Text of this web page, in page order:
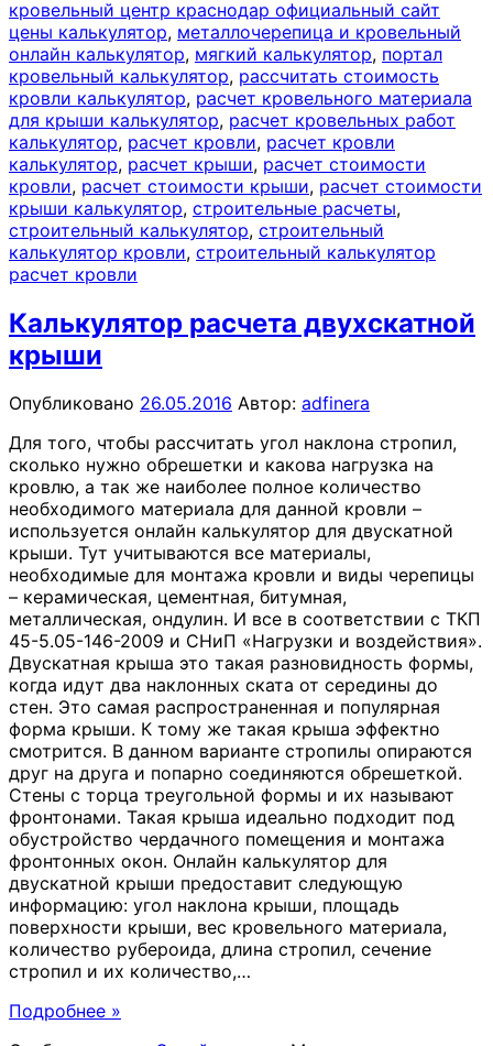
кровельный центр краснодар официальный сайт
цены калькулятор, металлочерепица и кровельный
онлайн калькулятор, мягкий калькулятор, портал
кровельный калькулятор, рассчитать стоимость
кровли калькулятор, расчет кровельного материала
для крыши калькулятор, расчет кровельных работ
калькулятор, расчет кровли, расчет кровли
калькулятор, расчет крыши, расчет стоимости
кровли, расчет стоимости крыши, расчет стоимости
крыши калькулятор, строительные расчеты,
строительный калькулятор, строительный
калькулятор кровли, строительный калькулятор
расчет кровли
Калькулятор расчета двухскатной
крыши
Опубликовано 26.05.2016 Автор: adfinera
Для того, чтобы рассчитать угол наклона стропил,
сколько нужно обрешетки и какова нагрузка на
кровлю, а так же наиболее полное количество
необходимого материала для данной кровли –
используется онлайн калькулятор для двускатной
крыши. Тут учитываются все материалы,
необходимые для монтажа кровли и виды черепицы
– керамическая, цементная, битумная,
металлическая, ондулин. И все в соответствии с ТКП
45-5.05-146-2009 и СНиП «Нагрузки и воздействия».
Двускатная крыша это такая разновидность формы,
когда идут два наклонных ската от середины до
стен. Это самая распространенная и популярная
форма крыши. К тому же такая крыша эффектно
смотрится. В данном варианте стропилы опираются
друг на друга и попарно соединяются обрешеткой.
Стены с торца треугольной формы и их называют
фронтонами. Такая крыша идеально подходит под
обустройство чердачного помещения и монтажа
фронтонных окон. Онлайн калькулятор для
двускатной крыши предоставит следующую
информацию: угол наклона крыши, площадь
поверхности крыши, вес кровельного материала,
количество рубероида, длина стропил, сечение
стропил и их количество,…
Подробнее »